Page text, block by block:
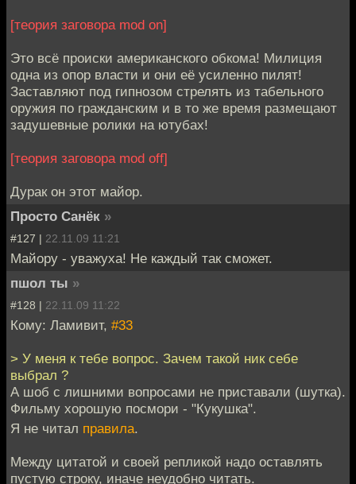
[теория заговора mod on]
Это всё происки американского обкома! Милиция
одна из опор власти и они её усиленно пилят!
Заставляют под гипнозом стрелять из табельного
оружия по гражданским и в то же время размещают
задушевные ролики на ютубах!
[теория заговора mod off]
Дурак он этот майор.
Просто Санёк »
#127 | 22.11.09 11:21
Майору - уважуха! Не каждый так сможет.
пшол ты »
#128 | 22.11.09 11:22
Кому: Ламивит, #33
> У меня к тебе вопрос. Зачем такой ник себе
выбрал ?
А шоб с лишними вопросами не приставали (шутка).
Фильму хорошую посмори - "Кукушка".
Я не читал правила.
Между цитатой и своей репликой надо оставлять
пустую строку, иначе неудобно читать.